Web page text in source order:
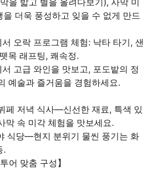
더욱 풍성하고 잊을 수 없게 만드
오락 프로그램 체험: 낙타 타기, 샌
목 래프팅, 쾌속정.
고급 와인을 맛보고, 포도밭의 정
예술과 즐거움을 경험하세요.
페 저녁 식사—신선한 재료, 특색 있
막 속 미각 체험을 맛보세요.
식당—현지 분위기 물씬 풍기는 화
.
어 맞춤 구성】